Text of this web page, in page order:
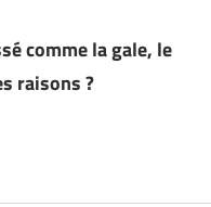
comme la gale, le
raisons ?